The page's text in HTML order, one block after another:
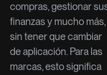
compras, gestionar
finanzas y mucho más,
sin tener que cambiar
de aplicación. Para las
marcas, esto significa